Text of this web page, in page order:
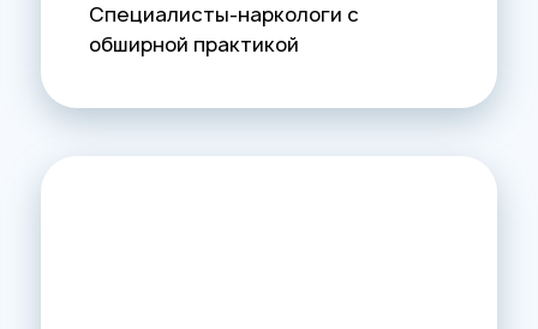
Специалисты-наркологи с
обширной практикой